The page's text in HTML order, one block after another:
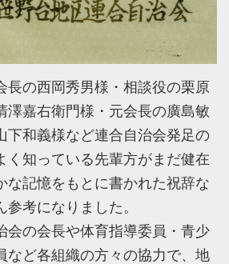
長の西岡秀男様・相談役の栗原
澤嘉右衛門様・元会長の廣島敏
下和義様など連合自治会発足の
く知っている先輩方がまだ健在
な記憶をもとに書かれた祝辞な
考になりました。
の会長や体育指導委員・青少
など各組織の方々の協力で、地